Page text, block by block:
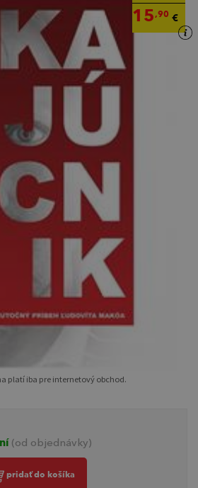
15,90 €
platí iba pre internetový obchod.
(od objednávky)
pridať do košíka